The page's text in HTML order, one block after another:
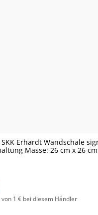
SKK Erhardt Wandschale
Masse: 26 cm x 26 cm
1 € bei diesem Händler